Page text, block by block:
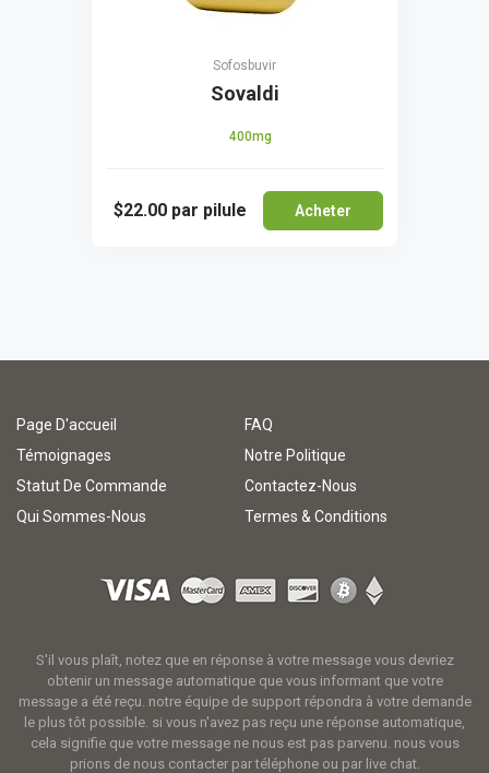
Sofosbuvir
Sovaldi
400mg
$22.00 par pilule Acheter
Page D'accueil
FAQ
Témoignages
Notre Politique
Statut De Commande
Contactez-Nous
Qui Sommes-Nous
Termes & Conditions
S'il vous plaît, notez que en réponse à votre message vous devriez
obtenir un message automatique que vous informant que votre
message a été reçu. notre équipe de support répondra à votre demande
le plus tôt possible. si vous n'avez pas reçu une réponse automatique,
cela signifie que votre message ne nous est pas parvenu. nous vous
prions de nous contacter par téléphone ou par live chat.